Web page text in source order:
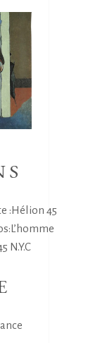
:Hélion 45
N.Y.C